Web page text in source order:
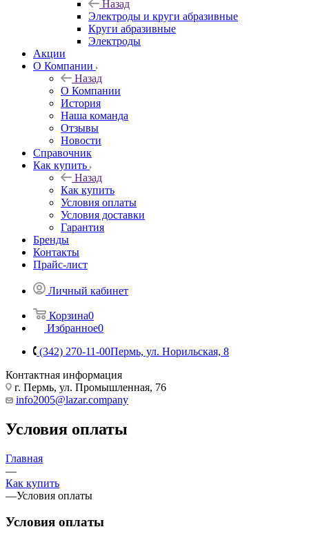
Назад
Электроды и круги абразивные
Круги абразивные
Электроды
Акции
О Компании
Назад
О Компании
История
Наша команда
Отзывы
Новости
Справочник
Как купить
Назад
Как купить
Условия оплаты
Условия доставки
Гарантия
Бренды
Контакты
Прайс-лист
Личный кабинет
Корзина0
Избранное0
(342) 270-11-00Пермь, ул. Норильская, 8
Контактная информация
г. Пермь, ул. Промышленная, 76
info2005@lazar.company
Условия оплаты
Главная
—
Как купить
—Условия оплаты
Условия оплаты